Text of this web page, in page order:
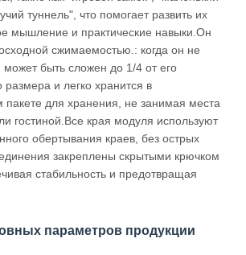
туннель", что помогает развить их
мышление и практические навыки.Он
сжимаемостью.: когда он не
может быть сложен до 1/4 от его
размера и легко хранится в
для хранения, не занимая места
гостиной.Все края модуля используют
обертывания краев, без острых
закреплены скрытыми крючком
стабильность и предотвращая
параметров продукции